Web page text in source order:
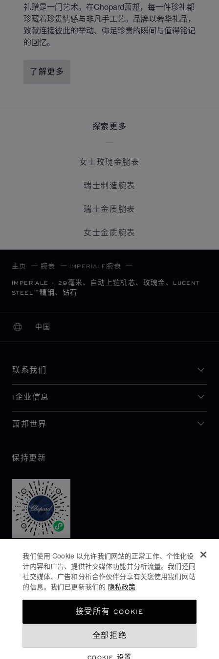
礼赠是一门艺术。在Chopard萧邦，每一件珍礼都
珍藏着珍贵情感与非凡手工艺。品牌以奢华礼品，
致献连接彼此的举动、弥足珍贵的瞬间与值得铭记
的回忆。
了解更多
探索更多
女士玫瑰金腕表
瑞士制造腕表
瑞士金质腕表
女士金质腕表
主页 腕表 IMPERIALE腕表
IMPERIALE - 29毫米、自动上链机芯、玫瑰金、LUCENT
STEEL™精钢、钻石
中国
本地化（更改国家/地区）
更改国家/地区
联系我们
I企业信息
萧邦世界
保持更新
COOKIES政策
我们使用 Cookie 以允许我们网站的正常工作、个性化设
计内容和广告、提供社交媒体功能并分析流量。我们还同
社交媒体、广告和分析合作伙伴分享有关您使用我们网站
的信息。我们已更新我们的 隐私政策
COOKIE 设置
全部拒绝
接受所有 COOKIE